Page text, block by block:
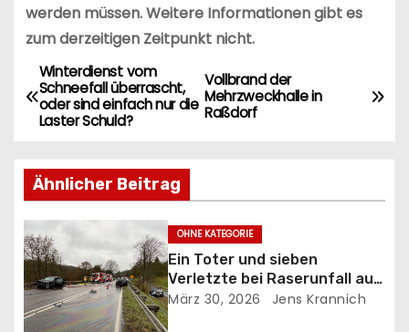
werden müssen. Weitere Informationen gibt es
zum derzeitigen Zeitpunkt nicht.
B
e
t
r
a
g
Vollbrand der
Mehrzweckhalle in
Raßdorf
Winterdienst vom
Schneefall überrascht,
oder sind einfach nur die
Laster Schuld?
Ähnlicher Beitrag
OHNE KATEGORIE
Ein Toter und sieben
Verletzte bei Raserunfall auf
der B27
März 30, 2026 Jens Krannich